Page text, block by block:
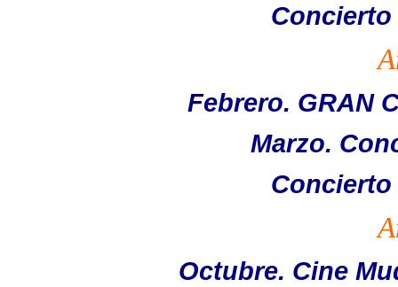
Concierto
Febrero. GRAN
Marzo.
Concierto
Octubre. Cine